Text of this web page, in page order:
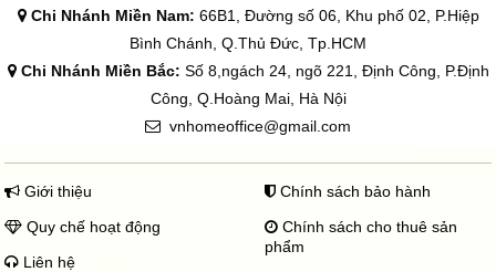
Chi Nhánh Miền Nam: 66B1, Đường số 06, Khu phố 02, P.Hiệp
Bình Chánh, Q.Thủ Đức, Tp.HCM
Chi Nhánh Miền Bắc: Số 8,ngách 24, ngõ 221, Định Công, P.Định
Công, Q.Hoàng Mai, Hà Nội
vnhomeoffice@gmail.com
Giới thiệu
Quy chế hoạt động
Liên hệ
Chính sách bảo hành
Chính sách cho thuê sản
phẩm